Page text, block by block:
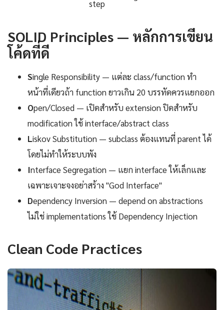
step
SOLID Principles — หลักการเขียน
โค้ดที่ดี
Single Responsibility — แต่ละ class/function ทำ
หน้าที่เดียวถ้า function ยาวเกิน 20 บรรทัดควรแยกออก
Open/Closed — เปิดสำหรับ extension ปิดสำหรับ
modification ใช้ interface/abstract class
Liskov Substitution — subclass ต้องแทนที่ parent ได้
โดยไม่ทำให้ระบบพัง
Interface Segregation — แยก interface ให้เล็กและ
เฉพาะเจาะจงอย่าสร้าง "God Interface"
Dependency Inversion — depend on abstractions
ไม่ใช่ implementations ใช้ Dependency Injection
Clean Code Practices